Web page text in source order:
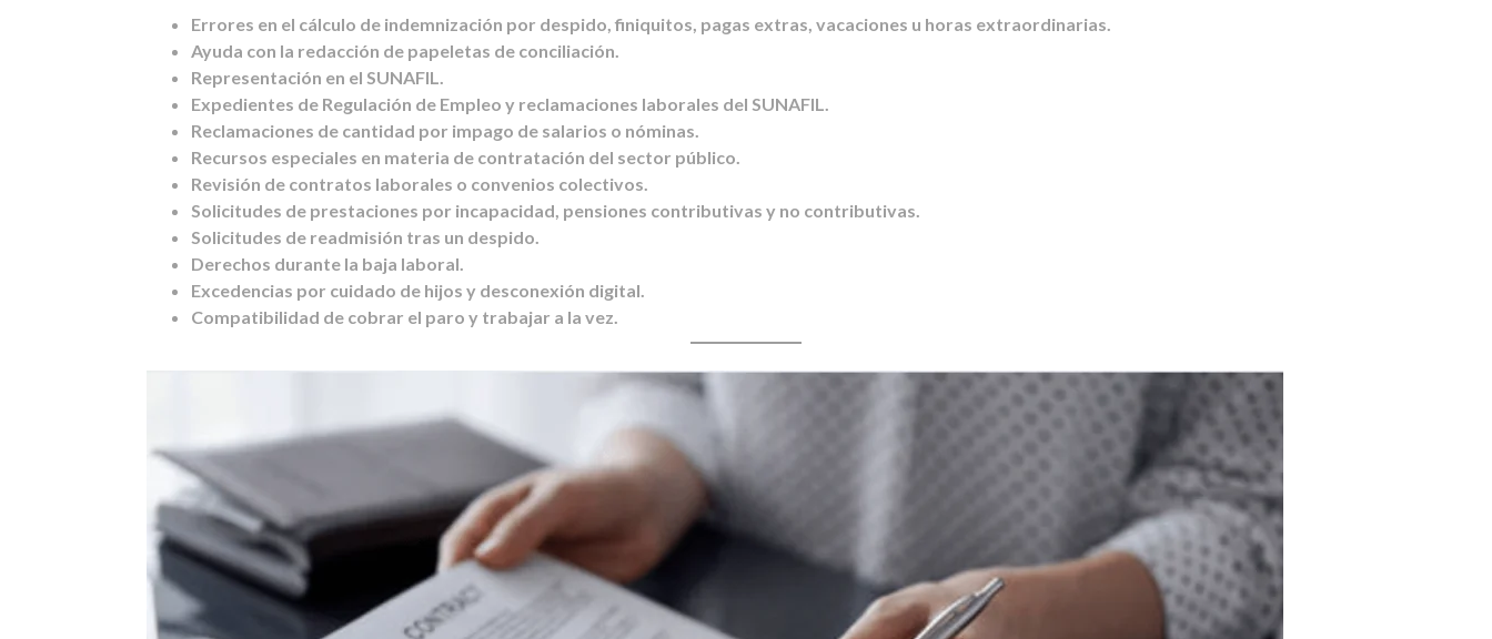
Errores en el cálculo de indemnización por despido, finiquitos, pagas extras, vacaciones u horas extraordinarias.
Ayuda con la redacción de papeletas de conciliación.
Representación en el SUNAFIL.
Expedientes de Regulación de Empleo y reclamaciones laborales del SUNAFIL.
Reclamaciones de cantidad por impago de salarios o nóminas.
Recursos especiales en materia de contratación del sector público.
Revisión de contratos laborales o convenios colectivos.
Solicitudes de prestaciones por incapacidad, pensiones contributivas y no contributivas.
Solicitudes de readmisión tras un despido.
Derechos durante la baja laboral.
Excedencias por cuidado de hijos y desconexión digital.
Compatibilidad de cobrar el paro y trabajar a la vez.